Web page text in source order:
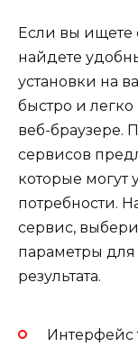
Если вы ищете
найдете
установки на
быстро и
веб-браузере.
сервисов
которые могут
потребности.
сервис,
параметры для
результата.
Интерфейс